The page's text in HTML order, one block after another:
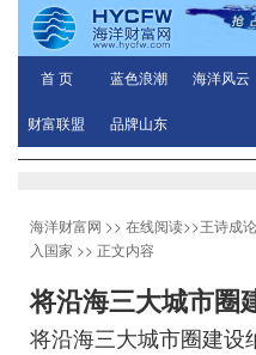
首 页 蓝色浪潮 海洋风云
财富联盟 品牌山东
海洋财富网 >> 在线阅读>>王诗成
入国家 >> 正文内容
将沿海三大城市圈
将沿海三大城市圈建设